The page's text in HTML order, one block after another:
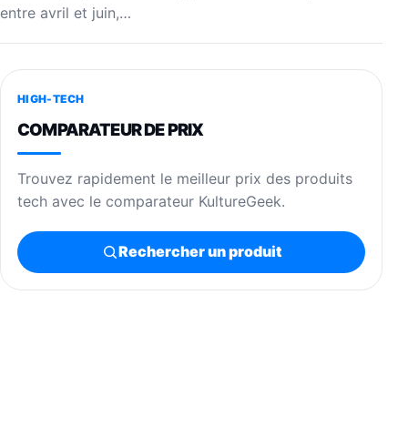
entre avril et juin,…
HIGH-TECH
COMPARATEUR DE PRIX
Trouvez rapidement le meilleur prix des produits
tech avec le comparateur KultureGeek.
Rechercher un produit